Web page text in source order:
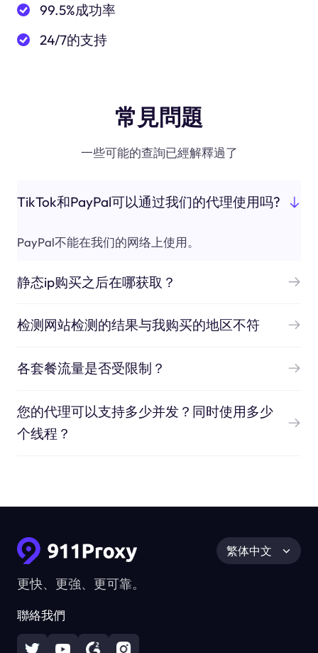
99.5%成功率
24/7的支持
常見問題
一些可能的查詢已經解釋過了
TikTok和PayPal可以通过我们的代理使用吗?
PayPal不能在我们的网络上使用。
静态ip购买之后在哪获取？
检测网站检测的结果与我购买的地区不符
各套餐流量是否受限制？
您的代理可以支持多少并发？同时使用多少
个线程？
更快、更強、更可靠。
聯絡我們
繁体中文